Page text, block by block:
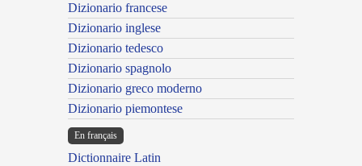
Dizionario francese
Dizionario inglese
Dizionario tedesco
Dizionario spagnolo
Dizionario greco moderno
Dizionario piemontese
En français
Dictionnaire Latin